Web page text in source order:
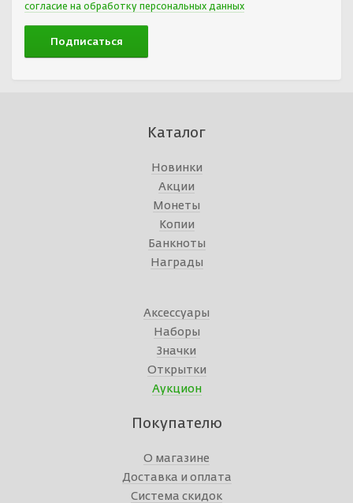
согласие на обработку персональных данных
Каталог
Новинки
Акции
Монеты
Копии
Банкноты
Награды
Аксессуары
Наборы
Значки
Открытки
Аукцион
Покупателю
О магазине
Доставка и оплата
Система скидок